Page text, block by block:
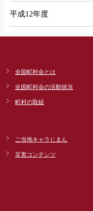
平成12年度
全国町村会とは
全国町村会の活動状況
町村の取組
ご当地キャラじまん
災害コンテンツ